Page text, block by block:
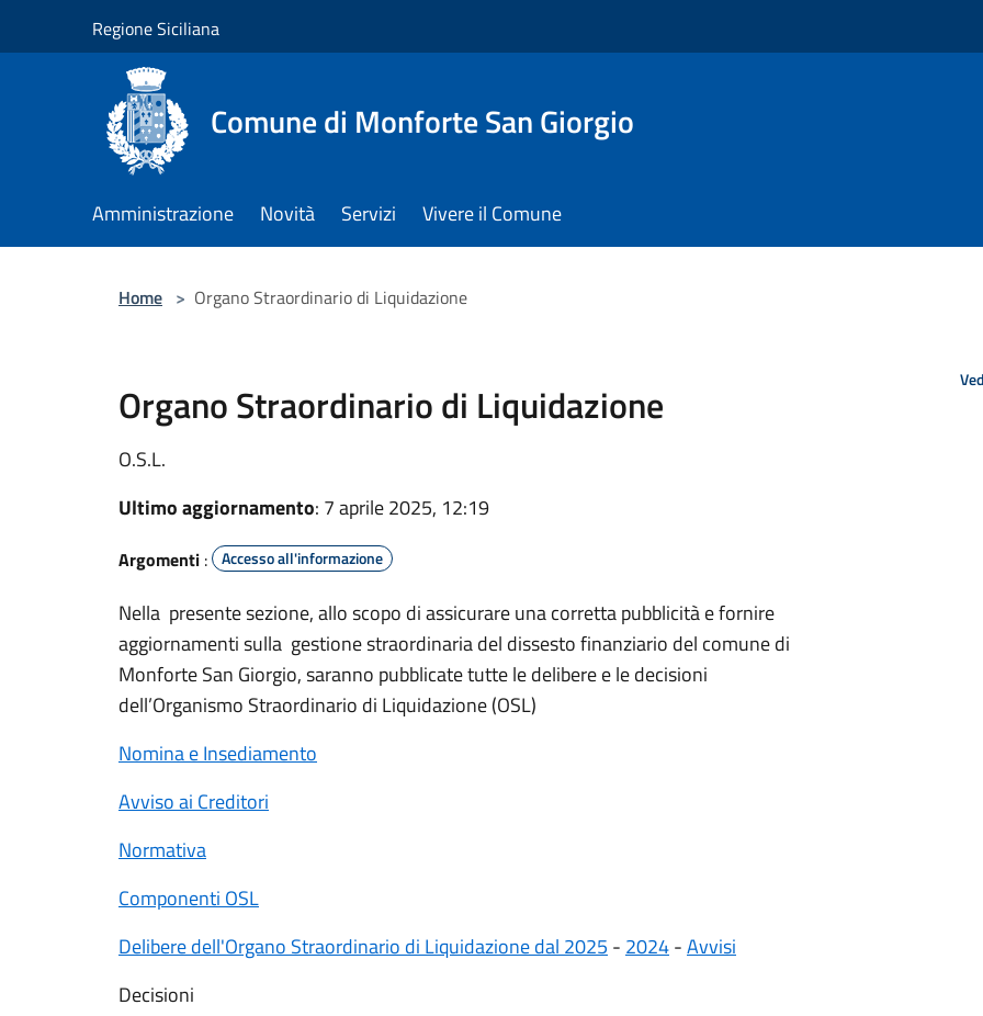
Regione Siciliana
Comune di Monforte San Giorgio
Amministrazione Novità Servizi Vivere il Comune
Home > Organo Straordinario di Liquidazione
Organo Straordinario di Liquidazione
O.S.L.
Ultimo aggiornamento: 7 aprile 2025, 12:19
Argomenti : Accesso all'informazione
Nella presente sezione, allo scopo di assicurare una corretta pubblicità e fornire
aggiornamenti sulla gestione straordinaria del dissesto finanziario del comune di
Monforte San Giorgio, saranno pubblicate tutte le delibere e le decisioni
dell’Organismo Straordinario di Liquidazione (OSL)
Nomina e Insediamento
Avviso ai Creditori
Normativa
Componenti OSL
Delibere dell'Organo Straordinario di Liquidazione dal 2025 - 2024-Avvisi
Decisioni